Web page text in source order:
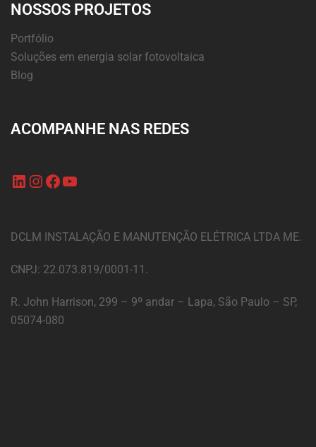
NOSSOS PROJETOS
Portfólio
Soluções em energia solar fotovoltaica
Blog
ACOMPANHE NAS REDES
DCLM INSTALAÇÃO E MANUTENÇÃO ELÉTRICA LTDA ME.
CNPJ: 22.073.819/0001-11.
R. John Harrison, 299 – 9º andar – Lapa, São Paulo – SP,
05074-080